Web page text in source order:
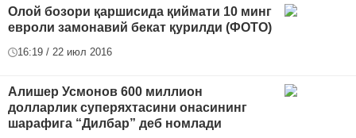
Олой бозори қаршисида қиймати 10 минг
евроли замонавий бекат қурилди (ФОТО)
16:19 / 22 июл 2016
Алишер Усмонов 600 миллион
долларлик суперяхтасини онасининг
шарафига “Дилбар” деб номлади